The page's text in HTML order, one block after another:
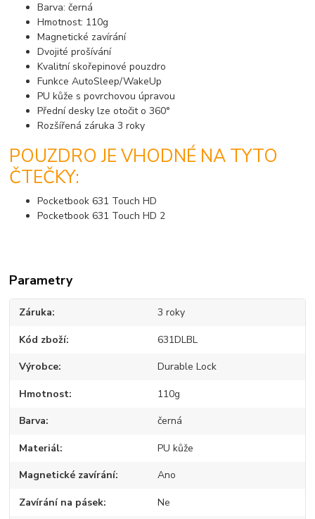
Barva: černá
Hmotnost: 110g
Magnetické zavírání
Dvojité prošívání
Kvalitní skořepinové pouzdro
Funkce AutoSleep/WakeUp
PU kůže s povrchovou úpravou
Přední desky lze otočit o 360°
Rozšířená záruka 3 roky
POUZDRO JE VHODNÉ NA TYTO
ČTEČKY:
Pocketbook 631 Touch HD
Pocketbook 631 Touch HD 2
Parametry
Záruka 3 roky
Kód zboží 631DLBL
Výrobce Durable Lock
Hmotnost 110g
Barva černá
Materiál PU kůže
Magnetické zavírání Ano
Zavírání na pásek Ne